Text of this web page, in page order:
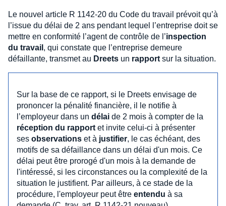
Le nouvel article R 1142-20 du Code du travail prévoit qu’à
l’issue du délai de 2 ans pendant lequel l’entreprise doit se
mettre en conformité l’agent de contrôle de l’inspection
du travail , qui constate que l’entreprise demeure
défaillante, transmet au Dreets un rapport sur la situation.
Sur la base de ce rapport, si le Dreets envisage de
prononcer la pénalité financière, il le notifie à
l’employeur dans un délai de 2 mois à compter de la
réception du rapport et invite celui-ci à présenter
ses observations et à justifier, le cas échéant, des
motifs de sa défaillance dans un délai d'un mois. Ce
délai peut être prorogé d'un mois à la demande de
l'intéressé, si les circonstances ou la complexité de la
situation le justifient. Par ailleurs, à ce stade de la
procédure, l'employeur peut être entendu à sa